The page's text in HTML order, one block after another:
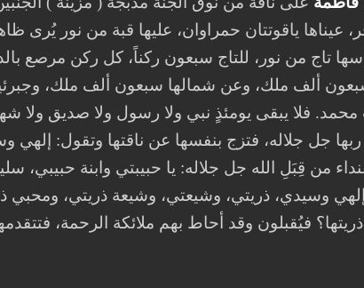
عيناها ياقوتتان حمراوان، عليها قبة من نور يُرى
تاج من نور، للتاج سبعون ركناً، كل ركن مرصع
ألف ملك، وعن شمالها سبعون ألف ملك،
محمد. فلا يبقى يومئذٍ نبي ولا رسول ولا صديق ولا
جل جلاله، فتزج بنفسها عن ناقتها وتقول: إلهي
من قِبَلِ الله جل جلاله: يا حبيبتي وابنة
وسيدي، ذريتي، وشيعتي، وشيعة ذريتي، ومحبي
فيُقبلون وقد أحاط بهم ملائكة الرحمة،